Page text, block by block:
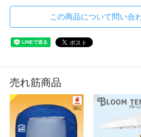
この商品について問い合
売れ筋商品